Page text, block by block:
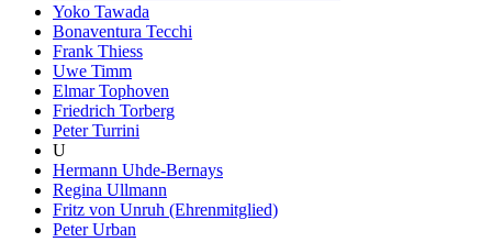
Yoko Tawada
Bonaventura Tecchi
Frank Thiess
Uwe Timm
Elmar Tophoven
Friedrich Torberg
Peter Turrini
U
Hermann Uhde-Bernays
Regina Ullmann
Fritz von Unruh (Ehrenmitglied)
Peter Urban